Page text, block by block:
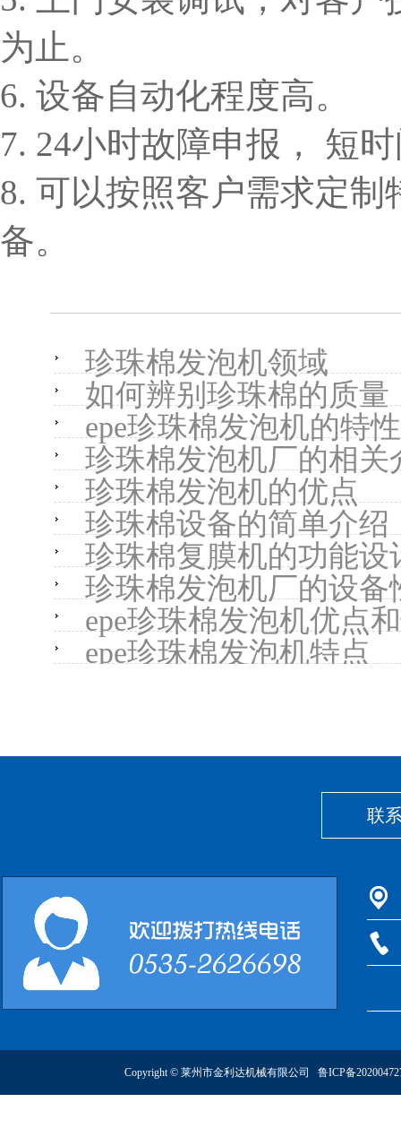
为止。
6. 设备自动化程度高。
7. 24小时故障申报， 短
8. 可以按照客户需求定制
备。
珍珠棉发泡机领域
如何辨别珍珠棉的质量
epe珍珠棉发泡机的特性
珍珠棉发泡机厂的相关
珍珠棉发泡机的优点
珍珠棉设备的简单介绍
珍珠棉复膜机的功能设
珍珠棉发泡机厂的设备
epe珍珠棉发泡机优点
epe珍珠棉发泡机特点
联
Copyright © 莱州市金利达机械有限公司 鲁ICP备